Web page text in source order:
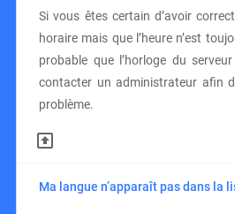
Si vous êtes certain d’avoir
horaire mais que l’heure n’est
probable que l’horloge du
contacter un administrateur afin
problème.
Ma langue n’apparaît pas dans la